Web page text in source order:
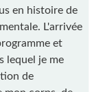
en histoire de
L'arrivée
et
lequel je me
de